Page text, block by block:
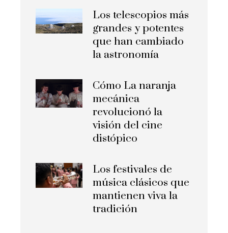
Los telescopios más
grandes y potentes
que han cambiado
la astronomía
Cómo La naranja
mecánica
revolucionó la
visión del cine
distópico
Los festivales de
música clásicos que
mantienen viva la
tradición